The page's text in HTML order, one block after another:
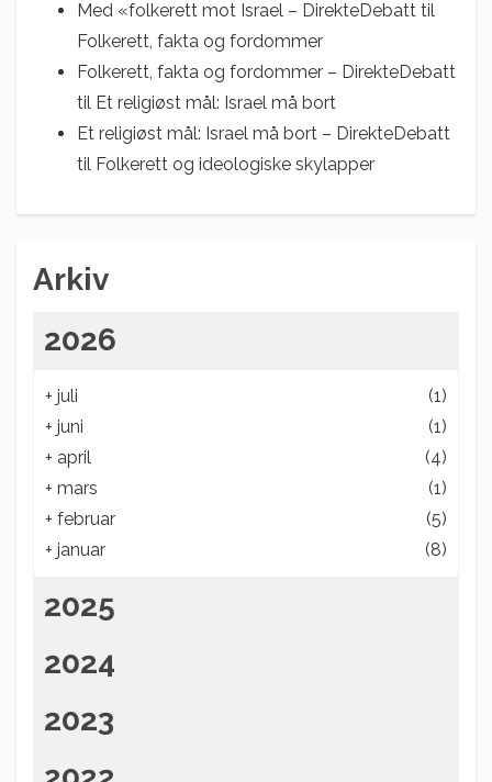
Med «folkerett mot Israel – DirekteDebatt til
Folkerett, fakta og fordommer
Folkerett, fakta og fordommer – DirekteDebatt
til Et religiøst mål: Israel må bort
Et religiøst mål: Israel må bort – DirekteDebatt
til Folkerett og ideologiske skylapper
Arkiv
2026
+ juli
(1)
+ juni
(1)
+ april
(4)
+ mars
(1)
+ februar
(5)
+ januar (8)
2025
2024
2023